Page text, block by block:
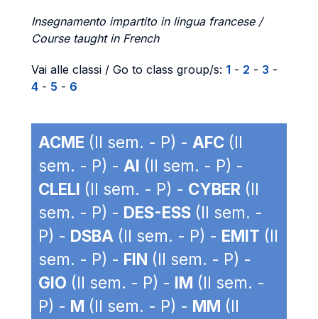
Insegnamento impartito in lingua francese /
Course taught in French
Vai alle classi / Go to class group/s: 1 - 2 - 3 -
4 - 5 - 6
ACME (II sem. - P) - AFC (II
sem. - P) - AI (II sem. - P) -
CLELI (II sem. - P) - CYBER (II
sem. - P) - DES-ESS (II sem. -
P) - DSBA (II sem. - P) - EMIT (II
sem. - P) - FIN (II sem. - P) -
GIO (II sem. - P) - IM (II sem. -
P) - M (II sem. - P) - MM (II